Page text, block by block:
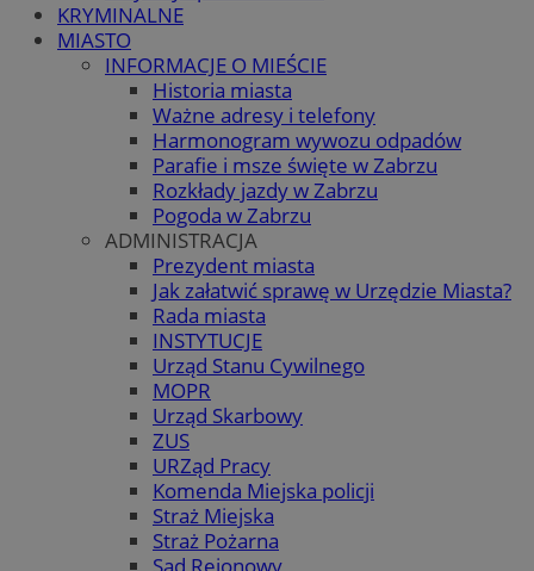
KRYMINALNE
MIASTO
INFORMACJE O MIEŚCIE
Historia miasta
Ważne adresy i telefony
Harmonogram wywozu odpadów
Parafie i msze święte w Zabrzu
Rozkłady jazdy w Zabrzu
Pogoda w Zabrzu
ADMINISTRACJA
Prezydent miasta
Jak załatwić sprawę w Urzędzie Miasta?
Rada miasta
INSTYTUCJE
Urząd Stanu Cywilnego
MOPR
Urząd Skarbowy
ZUS
URZąd Pracy
Komenda Miejska policji
Straż Miejska
Straż Pożarna